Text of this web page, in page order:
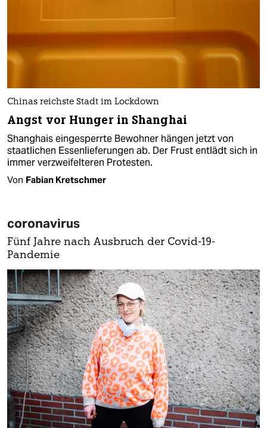
Chinas reichste Stadt im Lockdown
Angst vor Hunger in Shanghai
Shanghais eingesperrte Bewohner hängen jetzt von
staatlichen Essenlieferungen ab. Der Frust entlädt sich in
immer verzweifelteren Protesten.
Von Fabian Kretschmer
coronavirus
Fünf Jahre nach Ausbruch der Covid-19-
Pandemie